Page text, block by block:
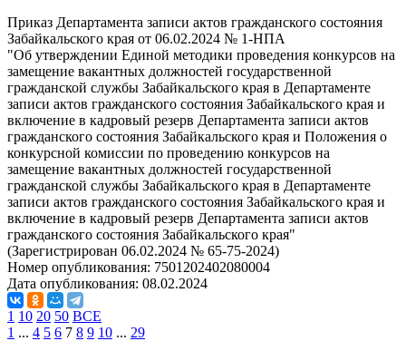
Приказ Департамента записи актов гражданского состояния
Забайкальского края от 06.02.2024 № 1-НПА
"Об утверждении Единой методики проведения конкурсов на
замещение вакантных должностей государственной
гражданской службы Забайкальского края в Департаменте
записи актов гражданского состояния Забайкальского края и
включение в кадровый резерв Департамента записи актов
гражданского состояния Забайкальского края и Положения о
конкурсной комиссии по проведению конкурсов на
замещение вакантных должностей государственной
гражданской службы Забайкальского края в Департаменте
записи актов гражданского состояния Забайкальского края и
включение в кадровый резерв Департамента записи актов
гражданского состояния Забайкальского края"
(Зарегистрирован 06.02.2024 № 65-75-2024)
Номер опубликования: 7501202402080004
Дата опубликования: 08.02.2024
1 10 20 50 ВСЕ
1 ... 4 5 6 7 8 9 10 ... 29